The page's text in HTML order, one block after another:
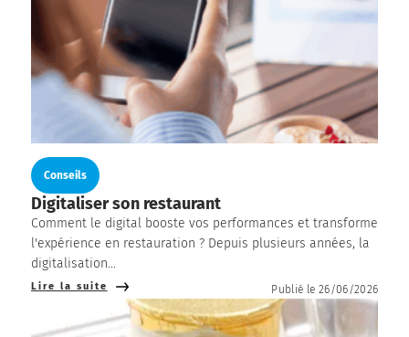
Conseils
Digitaliser son restaurant
Comment le digital booste vos performances et transforme
l'expérience en restauration ? Depuis plusieurs années, la
digitalisation...
Lire la suite Publié le 26/06/2026